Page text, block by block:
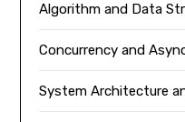
Algorithm and Data
Concurrency and
System Architecture